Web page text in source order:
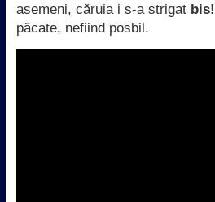
asemeni, căruia i s-a strigat bis!
păcate, nefiind posbil.